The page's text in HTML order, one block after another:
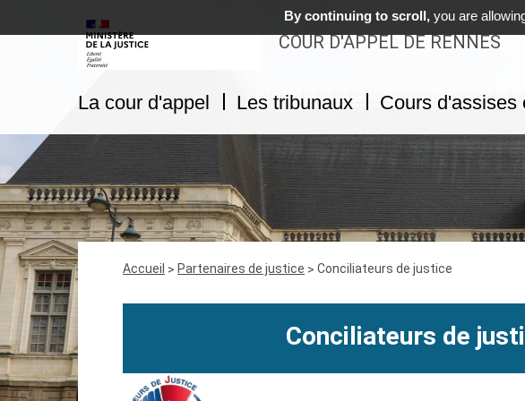
COUR D'APPEL DE RENNES
La cour d'appel Les tribunaux Cours d'assises
Fil
Accueil Partenaires de justice Conciliateurs de justice
Conciliateurs de
By continuing to scroll, you are